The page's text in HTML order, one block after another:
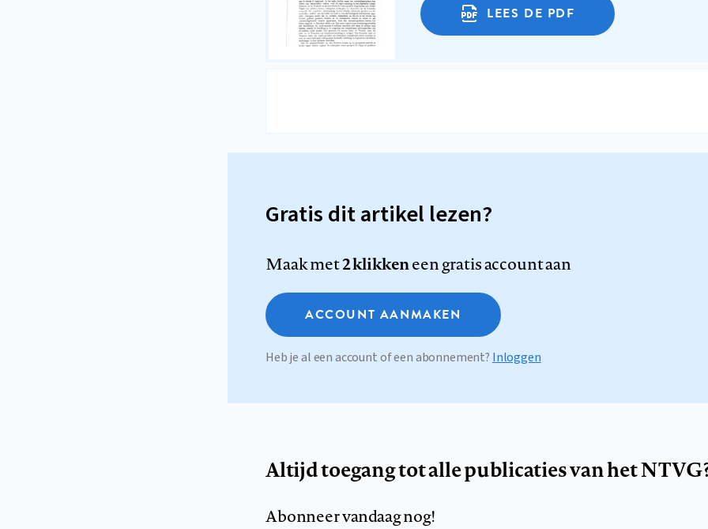
LEES DE PDF
Gratis dit artikel lezen?
Maak met2 klikkeneen gratis account aan
ACCOUNT AANMAKEN
Heb je al een account of een abonnement? Inloggen
Altijd toegang tot alle publicaties van het
Abonneer vandaag nog!